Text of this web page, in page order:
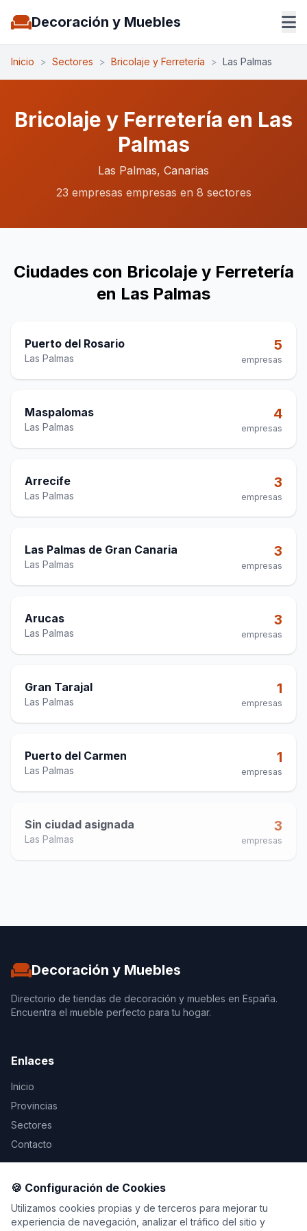
Decoración y Muebles
Inicio > Sectores > Bricolaje y Ferretería > Las Palmas
Bricolaje y Ferretería en Las
Palmas
Las Palmas, Canarias
23 empresas empresas en 8 sectores
Ciudades con Bricolaje y Ferretería
en Las Palmas
Puerto del Rosario
Las Palmas
5
empresas
Maspalomas
Las Palmas
4
empresas
Arrecife
Las Palmas
3
empresas
Las Palmas de Gran Canaria
Las Palmas
3
empresas
Arucas
Las Palmas
3
empresas
Gran Tarajal
Las Palmas
1
empresas
Puerto del Carmen
Las Palmas
1
empresas
Sin ciudad asignada
Las Palmas
3
empresas
Decoración y Muebles
Directorio de tiendas de decoración y muebles en España.
Encuentra el mueble perfecto para tu hogar.
Enlaces
Inicio
Provincias
Sectores
Contacto
Legal
Aviso Legal
Privacidad
🍪 Configuración de Cookies
Utilizamos cookies propias y de terceros para mejorar tu
experiencia de navegación, analizar el tráfico del sitio y